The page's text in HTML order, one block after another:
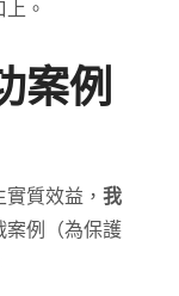
。
案例
實質效益，我
案例（為保護